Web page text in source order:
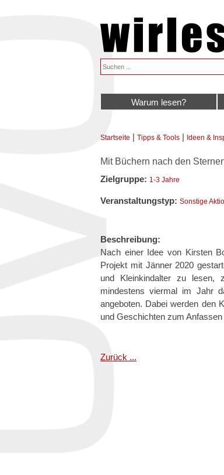
Warum lesen?
Sie sind hier
Startseite | Tipps & Tools | Ideen &
Mit Büchern nach den
Zielgruppe: 1-3 Jahre
Veranstaltungstyp: Sonstige
Beschreibung:
Nach einer Idee von Kirsten
Projekt mit Jänner 2020
und Kleinkindalter zu lesen,
mindestens viermal im Jahr
angeboten. Dabei werden den
und Geschichten zum Anfassen
Zurück ...